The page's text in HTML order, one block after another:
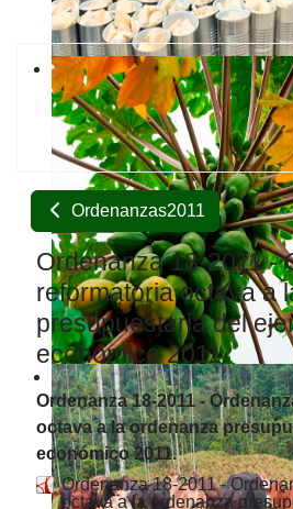
Ordenanzas2011
Ordenanza 18-2011 -
reformatoria octava a
presupuestaria del
económico 2011.
Ordenanza 18-2011 -
octava a la ordenanza
económico 2011.
Ordenanza 18-2011 -
octava a la ordenanza